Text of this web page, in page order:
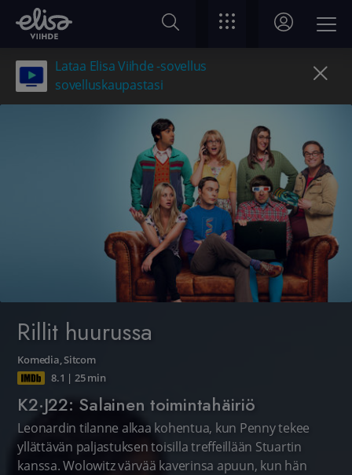
Lataa Elisa Viihde -sovellus
sovelluskaupastasi
Rillit huurussa
Komedia,Sitcom
8.1 | 25 min
K2·J22: Salainen toimintahäiriö
Leonardin tilanne alkaa kohentua, kun Penny tekee
yllättävän paljastuksen toisilla treffeillään Stuartin
kanssa. Wolowitz värvää kaverinsa apuun, kun hän